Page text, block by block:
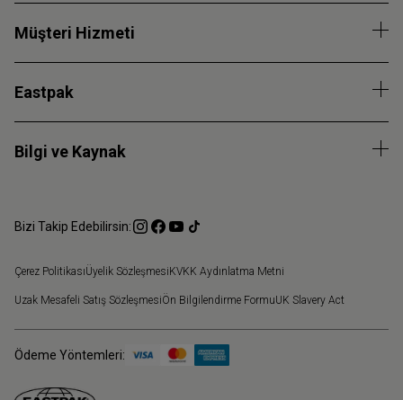
Müşteri Hizmeti
Eastpak
Bilgi ve Kaynak
Bizi Takip Edebilirsin:
Çerez PolitikasıÜyelik SözleşmesiKVKK Aydınlatma Metni
Uzak Mesafeli Satış SözleşmesiÖn Bilgilendirme FormuUK Slavery Act
Ödeme Yöntemleri: